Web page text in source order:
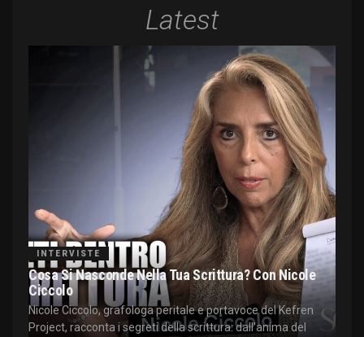
Latest
INTERVISTE
Cosa Si Nasconde Nella Tua Scrittura? Con Nicole
Ciccolo
Nicole Ciccolo, grafologa peritale e portavoce del Kefren
Project, racconta i segreti della scrittura: dall'anima del